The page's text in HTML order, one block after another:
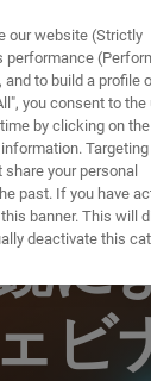
ューション
に
ビ
our website (Strictly
performance
to build a profile
you consent to the
by clicking on
Targeting
your personal
past. If you have
banner. This will
deactivate this